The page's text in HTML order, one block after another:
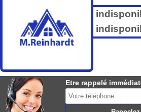
Etre rappelé